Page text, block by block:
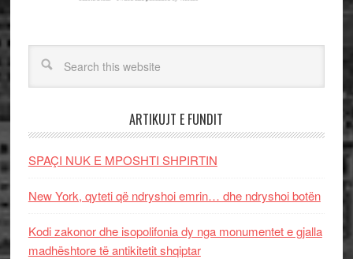
ARTIKUJT E FUNDIT
SPAÇI NUK E MPOSHTI SHPIRTIN
New York, qyteti që ndryshoi emrin… dhe ndryshoi botën
Kodi zakonor dhe isopolifonia dy nga monumentet e gjalla
madhështore të antikitetit shqiptar